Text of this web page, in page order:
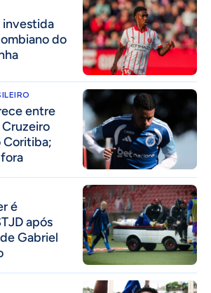
investida
do
entre
Coritiba;
é
após
Gabriel